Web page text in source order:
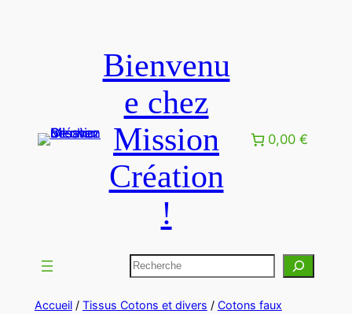
Bienvenu
e chez
Mission
Création
!
0,00 €
Accueil/ Tissus Cotons et divers / Cotons faux